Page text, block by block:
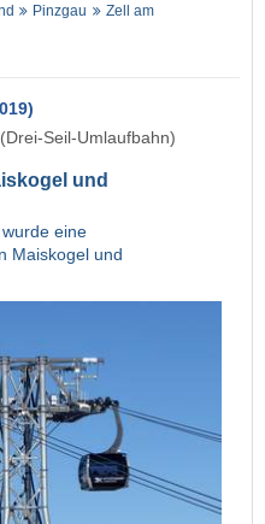
Pinzgau
Zell am
Seil-Umlaufbahn)
und
eine
Maiskogel und